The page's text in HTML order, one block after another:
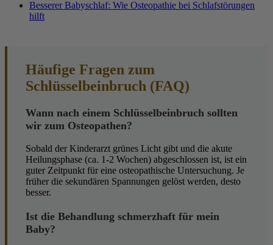
Besserer Babyschlaf: Wie Osteopathie bei Schlafstörungen
hilft
Häufige Fragen zum
Schlüsselbeinbruch (FAQ)
Wann nach einem Schlüsselbeinbruch sollten
wir zum Osteopathen?
Sobald der Kinderarzt grünes Licht gibt und die akute
Heilungsphase (ca. 1-2 Wochen) abgeschlossen ist, ist ein
guter Zeitpunkt für eine osteopathische Untersuchung. Je
früher die sekundären Spannungen gelöst werden, desto
besser.
Ist die Behandlung schmerzhaft für mein
Baby?